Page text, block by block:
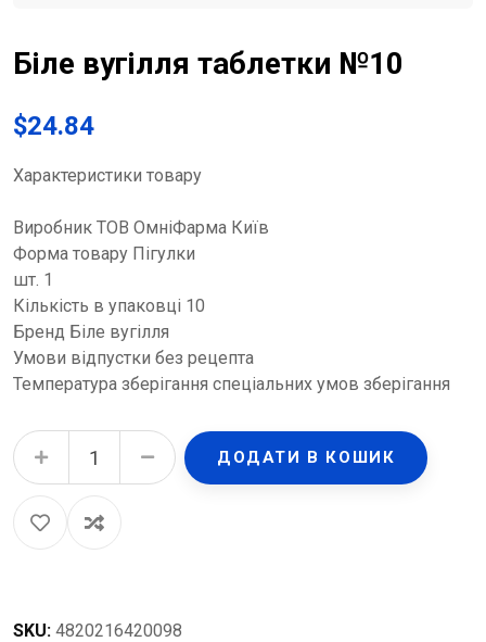
Біле вугілля таблетки №10
$24.84
Характеристики товару
Виробник ТОВ ОмніФарма Київ
Форма товару Пігулки
шт. 1
Кількість в упаковці 10
Бренд Біле вугілля
Умови відпустки без рецепта
Температура зберігання спеціальних умов зберігання
Біле вугілля таблетки №10 quantity
ДОДАТИ В КОШИК
SKU: 4820216420098